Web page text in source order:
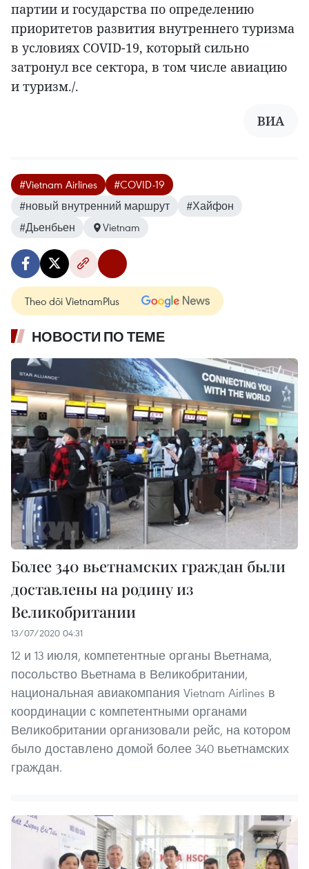
партии и государства по определению
приоритетов развития внутреннего туризма
в условиях COVID-19, который сильно
затронул все сектора, в том числе авиацию
и туризм./.
ВИА
#Vietnam Airlines
#COVID-19
#новый внутренний маршрут
#Хайфон
#Дьенбьен
Vietnam
Theo dõi VietnamPlus
НОВОСТИ ПО ТЕМЕ
Более 340 вьетнамских граждан были
доставлены на родину из
Великобритании
13/07/2020 04:31
12 и 13 июля, компетентные органы Вьетнама,
посольство Вьетнама в Великобритании,
национальная авиакомпания Vietnam Airlines в
координации с компетентными органами
Великобритании организовали рейс, на котором
было доставлено домой более 340 вьетнамских
граждан.